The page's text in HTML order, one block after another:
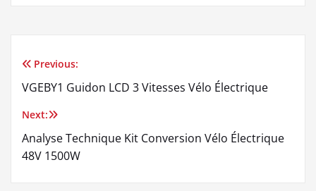
Navigation
de
l’article
Previous:
VGEBY1 Guidon LCD 3 Vitesses Vélo Électrique
Next:
Analyse Technique Kit Conversion Vélo Électrique
48V 1500W